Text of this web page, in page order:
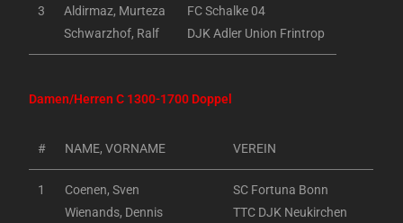
3
Aldirmaz, Murteza
Schwarzhof, Ralf
FC Schalke 04
DJK Adler Union Frintrop
Damen/Herren C 1300-1700 Doppel
# NAME, VORNAME VEREIN
1
Coenen, Sven
Wienands, Dennis
SC Fortuna Bonn
TTC DJK Neukirchen